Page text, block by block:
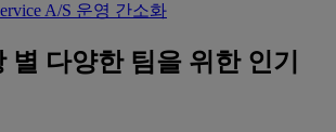
A/S 운영 간소화
별 다양한 팀을 위한 인기